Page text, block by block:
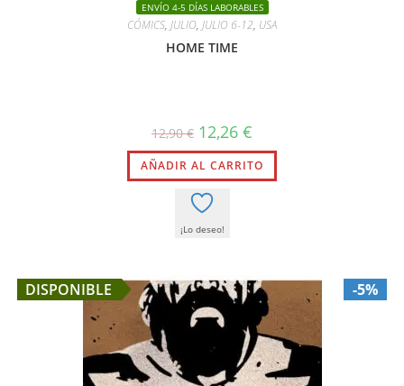
ENVÍO 4-5 DÍAS LABORABLES
CÓMICS, JULIO, JULIO 6-12, USA
HOME TIME
12,90€ El
precio
original
era:
12,90 €.
12,26 €
actual
es:
12,26 €.
AÑADIR AL CARRITO
¡Lo deseo!
DISPONIBLE -5%